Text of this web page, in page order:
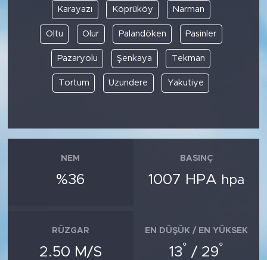
Karayazı Köprüköy Narman
Oltu Olur Palandöken Pasinler
Pazaryolu Şenkaya Tekman
Tortum Uzundere Yakutiye
NEM
%36
BASINÇ
1007 HPA hpa
RÜZGAR
2.50 M/S
EN DÜŞÜK / EN YÜKSEK
13° / 29°